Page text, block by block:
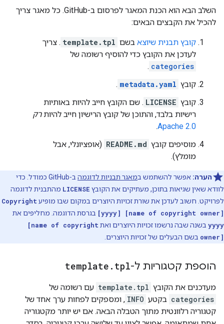
השלב הבא הוא הכנת המאגר לפרסום ב-GitHub. כל מאגר צריך
להכיל את הקבצים הבאים:
קובץ תבנית שיוצא בשם template.tpl . צריך
לעדכן את הקובץ כדי להוסיף רשומה של
categories
.
קובץ metadata.yaml
.
קובץ LICENSE . שם הקובץ חייב להיות באותיות
רישיות בלבד, והתוכן של קובץ הרישיון חייב להיותרק
Apache 2.0
.
מוסיפים קובץ README.md (אופציונלי, אבל
מומלץ).
הערה: אפשר להשתמש במאגר תבניות לדוגמה
ב-GitHub כמודל. כדי
לוודא שאין שגיאות בתוכן, מעתיקים את הקובץ LICENSE מהתבנית לדוגמה
לפרויקט. חשוב לעדכן את שורת זכויות היוצרים במקום שבו מופיע Copyright
[yyyy] [name of copyright owner] בגרסת הדוגמה. מחליפים את
yyyy בשנה שבה נרשמו זכויות היוצרים ואת [name of copyright
owner] בשם הבעלים של זכויות היוצרים.
הוספת קטגוריות ל- template . tpl
מעדכנים את הקובץ template.tpl עם רשומה של
categories בקטע INFO , ומספקים לפחות ערך אחד של
קטגוריה רלוונטית מתוך הטבלה הבאה. אם יש יותר מקטגוריה